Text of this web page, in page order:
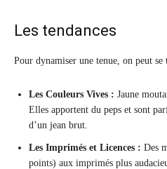
Les tendances
Pour dynamiser une tenue, on peut se
Les Couleurs Vives : Jaune
Elles apportent du peps et sont
d’un jean brut.
Les Imprimés et Licences : Des
points) aux imprimés plus